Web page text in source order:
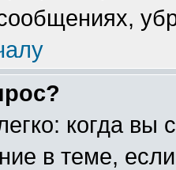
когда вы
в теме,